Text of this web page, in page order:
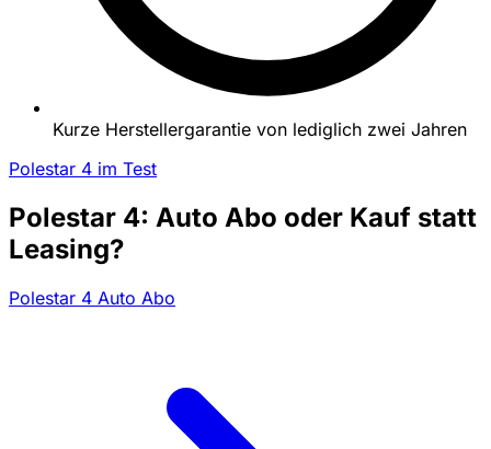
Kurze Herstellergarantie von lediglich zwei Jahren
Polestar 4 im Test
Polestar 4: Auto Abo oder Kauf statt
Leasing?
Polestar 4 Auto Abo